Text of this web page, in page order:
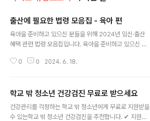
출산에 필요한 법령 모음집 - 육아 편
육아을 준비하고 있으신 분들을 위해 2024년 임신·출산
혜택 관련 법령 모음집입니다. 육아을 준비하고 있으신 분
지원- 유아학비 지원- 가정양육수당 지원- 아동수당&부모
자녀 소득공제- 자녀 세액공제- 영유아 의료비 세액공제-
육아휴직 및 육아휴직 급여- 육아기 근로시간 단축- 육아
기 근로시간 단축 고용안정장려금- 육아휴직 고용안정장
0 0 2024. 6. 18.
학교 밖 청소년 건강검진 무료로 받으세요
건강관리를 걱정하는 학교 밖 청소년에게 무료로 지원받을
수 있는학교 밖 청소년 건강검진을 추천합니다. ✔ 지원대